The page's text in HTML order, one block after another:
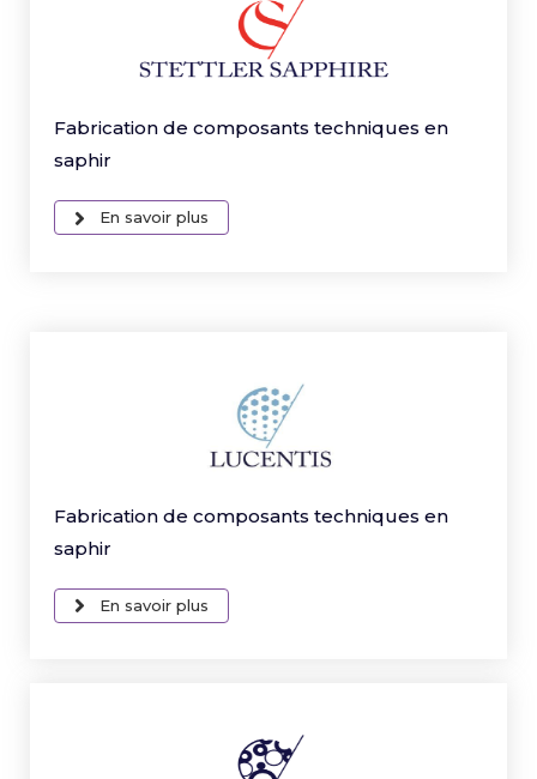
Fabrication de composants techniques en
saphir
En savoir plus
Fabrication de composants techniques en
saphir
En savoir plus